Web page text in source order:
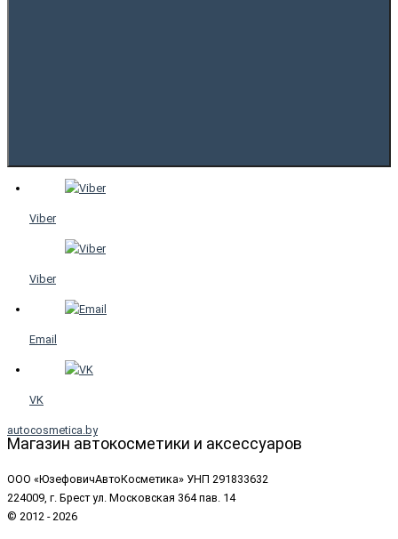
Viber
Viber
Email
VK
autocosmetica.by
Магазин автокосметики и аксессуаров
ООО «ЮзефовичАвтоКосметика» УНП 291833632
224009, г. Брест ул. Московская 364 пав. 14
© 2012 - 2026